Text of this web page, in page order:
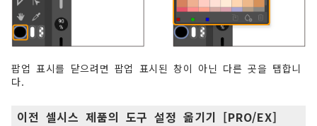
팝업 표시를 닫으려면 팝업 표시된 창이 아닌 다른 곳을 탭합니
다.
이전 셀시스 제품의 도구 설정 옮기기 [PRO/EX]